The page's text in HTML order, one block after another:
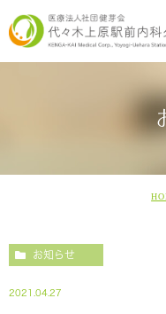
お知らせ
2021.04.27